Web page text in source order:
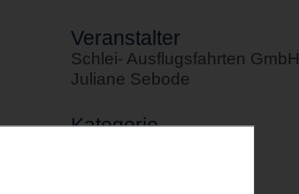
Veranstalter
Schlei- Ausflugsfahrten GmbH
Juliane Sebode
Kategorie